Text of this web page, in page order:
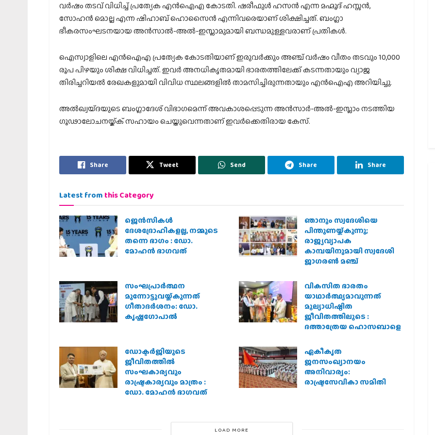
വര്‍ഷം തടവ് വിധിച്ച് പ്രത്യേക എന്‍ഐഎ കോടതി. ഷരീഫുള്‍ ഹസന്‍ എന്ന മഹ്മൂദ് ഹസ്സന്‍,
സോഹന്‍ മൊല്ല എന്ന ഷിഹാബ് ഹൊസൈന്‍ എന്നിവരെയാണ് ശിക്ഷിച്ചത്. ബംഗ്ലാ
ഭീകരസംഘടനയായ അന്‍സാല്‍-അല്‍-ഇസ്ലാമുമായി ബന്ധമുള്ളവരാണ് പ്രതികള്‍.
ഐസ്വാളിലെ എന്‍ഐഎ പ്രത്യേക കോടതിയാണ് ഇരുവര്‍ക്കും അഞ്ച് വര്‍ഷം വീതം തടവും 10,000
രൂപ പിഴയും ശിക്ഷ വിധിച്ചത്. ഇവര്‍ അനധികൃതമായി ഭാരതത്തിലേക്ക് കടന്നതായും വ്യാജ
തിരിച്ചറിയല്‍ രേഖകളുമായി വിവിധ സ്ഥലങ്ങളില്‍ താമസിച്ചിരുന്നതായും എന്‍ഐഎ അറിയിച്ചു.
അല്‍ഖ്വയ്ദയുടെ ബംഗ്ലാദേശ് വിഭാഗമെന്ന് അവകാശപ്പെടുന്ന അന്‍സാര്‍-അല്‍-ഇസ്ലാം നടത്തിയ
ഗൂഢാലോചനയ്ക്ക് സഹായം ചെയ്തുവെന്നതാണ് ഇവര്‍ക്കെതിരായ കേസ്.
Share Tweet Send Share Share
Latest from this Category
ജെന്‍സികള്‍
ദേശദ്രോഹികളല്ല, നമ്മുടെ
തന്നെ ഭാഗം : ഡോ.
മോഹന്‍ ഭാഗവത്
ഞാനും സ്വദേശിയെ
പിന്തുണയ്ക്കുന്നു;
രാജ്യവ്യാപക
കാമ്പയിനുമായി സ്വദേശി
ജാഗരണ്‍ മഞ്ച്
സംഘപ്രാര്‍ത്ഥന
മുന്നോട്ടുവയ്ക്കുന്നത്
ഗീതാദര്‍ശനം: ഡോ.
കൃഷ്ണഗോപാല്‍
വികസിത ഭാരതം
യാഥാർത്ഥ്യമാവുന്നത്
മൂല്യാധിഷ്ഠിത
ജീവിതത്തിലൂടെ :
ദത്താത്രേയ ഹൊസബാളെ
ഡോക്ടർജിയുടെ
ജീവിതത്തിൽ
സംഘകാര്യവും
രാഷ്ട്രകാര്യവും മാത്രം :
ഡോ. മോഹൻ ഭാഗവത്
ഏകീകൃത
ജനസംഖ്യാനയം
അനിവാര്യം:
രാഷ്ട്രസേവികാ സമിതി
LOAD MORE